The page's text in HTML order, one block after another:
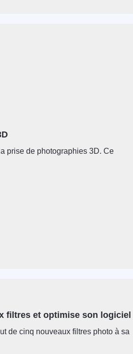
prise de photographies 3D. Ce
filtres et optimise son logiciel
de cinq nouveaux filtres photo à sa